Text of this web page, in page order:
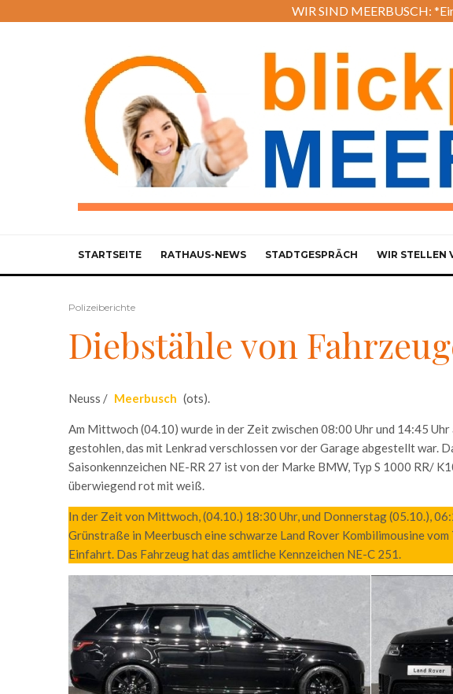
WIR SIND MEERBUSCH:
STARTSEITE RATHAUS-NEWS STADTGESPRÄCH WIR STELLEN
Polizeiberichte
Diebstähle von
Neuss / Meerbusch (ots).
Am Mittwoch (04.10) wurde in der Zeit zwischen 08:00 Uhr und 14:45
gestohlen, das mit Lenkrad verschlossen vor der Garage abgestellt war.
Saisonkennzeichen NE-RR 27 ist von der Marke BMW, Typ S 1000 RR/
überwiegend rot mit weiß.
In der Zeit von Mittwoch, (04.10.) 18:30 Uhr, und Donnerstag (05.10.),
Grünstraße in Meerbusch eine schwarze Land Rover Kombilimousine
Einfahrt. Das Fahrzeug hat das amtliche Kennzeichen NE-C 251.